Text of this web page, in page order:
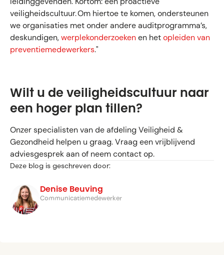
veiligheidscultuur. Om hiertoe te komen, ondersteunen
we organisaties met onder andere auditprogramma’s,
deskundigen,werplekonderzoekenen hetopleiden van
preventiemedewerkers."
Wilt u de veiligheidscultuur naar
een hoger plan tillen?
Onzer specialisten van de afdeling Veiligheid &
Gezondheid helpen u graag. Vraag een vrijblijvend
adviesgesprek aan of neem contact op.
Deze blog is geschreven door:
Denise Beuving
Communicatiemedewerker